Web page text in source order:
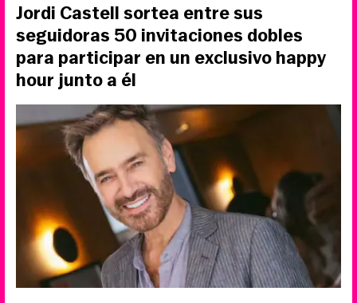
Jordi Castell sortea entre sus
seguidoras 50 invitaciones dobles
para participar en un exclusivo happy
hour junto a él